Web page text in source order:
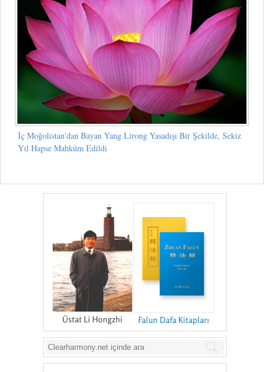
İç Moğolistan'dan Bayan Yang Lirong Yasadışı Bir Şekilde, Sekiz
Yıl Hapse Mahkûm Edildi
Üstat Li Hongzhi Falun Dafa Kitapları